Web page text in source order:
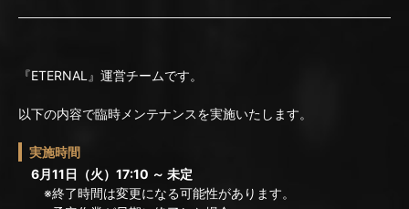
『ETERNAL』運営チームです。
以下の内容で臨時メンテナンスを実施いたします。
実施時間
6月11日（火）17:10 ～ 未定
※終了時間は変更になる可能性があります。